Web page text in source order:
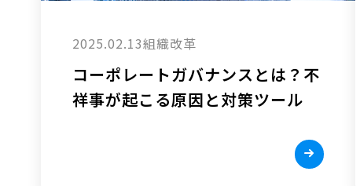
2025.02.13組織改革
コーポレートガバナンスとは？不
祥事が起こる原因と対策ツール